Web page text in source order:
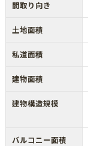
間取り向き
土地面積
私道面積
建物面積
建物構造規模
バルコニー面積